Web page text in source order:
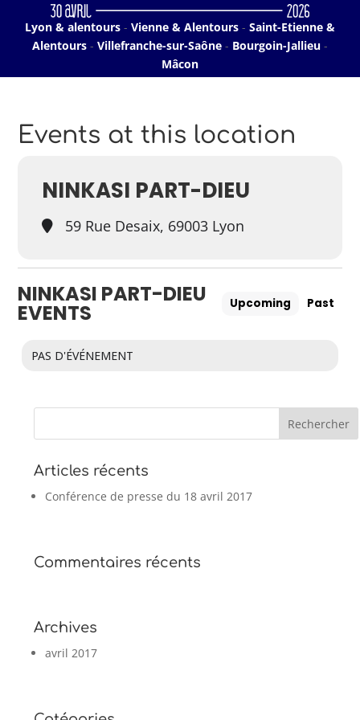
Lyon & alentours - Vienne & Alentours - Saint-Etienne &
Alentours - Villefranche-sur-Saône - Bourgoin-Jallieu -
Mâcon
Events at this location
NINKASI PART-DIEU
59 Rue Desaix, 69003 Lyon
NINKASI PART-DIEU
EVENTS Upcoming Past
PAS D'ÉVÉNEMENT
Articles récents
Conférence de presse du 18 avril 2017
Commentaires récents
Archives
avril 2017